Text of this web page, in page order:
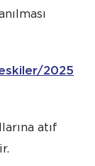
2025/
atıf